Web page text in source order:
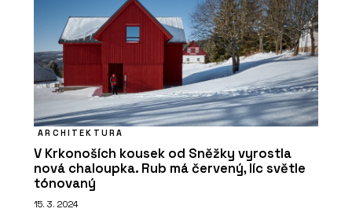
ARCHITEKTURA
V Krkonoších kousek od Sněžky vyrostla
nová chaloupka. Rub má červený, líc světle
tónovaný
15. 3. 2024